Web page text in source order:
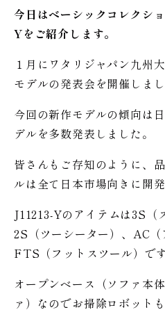
今日はベーシックコレクシ
Yをご紹介します。
１月にワタリジャパン九州
モデルの発表会を開催しまし
今回の新作モデルの傾向は
デルを多数発表しました。
皆さんもご存知のように、
ルは全て日本市場向きに開
J11213-Yのアイテムは3S（
2S（ツーシーター）、AC（
FTS（フットスツール）です
オープンベース（ソファ本
ァ）なのでお掃除ロボット